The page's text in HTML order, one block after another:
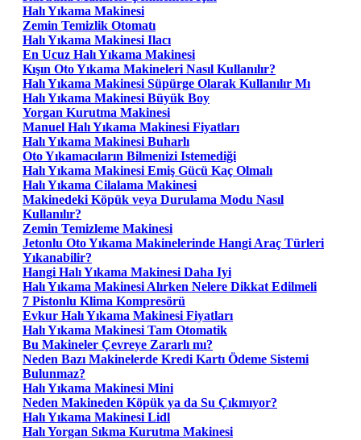
Halı Yıkama Makinesi
Zemin Temizlik Otomatı
Halı Yıkama Makinesi Ilacı
En Ucuz Halı Yıkama Makinesi
Kışın Oto Yıkama Makineleri Nasıl Kullanılır?
Halı Yıkama Makinesi Süpürge Olarak Kullanılır Mı
Halı Yıkama Makinesi Büyük Boy
Yorgan Kurutma Makinesi
Manuel Halı Yıkama Makinesi Fiyatları
Halı Yıkama Makinesi Buharlı
Oto Yıkamacıların Bilmenizi Istemediği
Halı Yıkama Makinesi Emiş Gücü Kaç Olmalı
Halı Yıkama Cilalama Makinesi
Makinedeki Köpük veya Durulama Modu Nasıl
Kullanılır?
Zemin Temizleme Makinesi
Jetonlu Oto Yıkama Makinelerinde Hangi Araç Türleri
Yıkanabilir?
Hangi Halı Yıkama Makinesi Daha Iyi
Halı Yıkama Makinesi Alırken Nelere Dikkat Edilmeli
7 Pistonlu Klima Kompresörü
Evkur Halı Yıkama Makinesi Fiyatları
Halı Yıkama Makinesi Tam Otomatik
Bu Makineler Çevreye Zararlı mı?
Neden Bazı Makinelerde Kredi Kartı Ödeme Sistemi
Bulunmaz?
Halı Yıkama Makinesi Mini
Neden Makineden Köpük ya da Su Çıkmıyor?
Halı Yıkama Makinesi Lidl
Halı Yorgan Sıkma Kurutma Makinesi